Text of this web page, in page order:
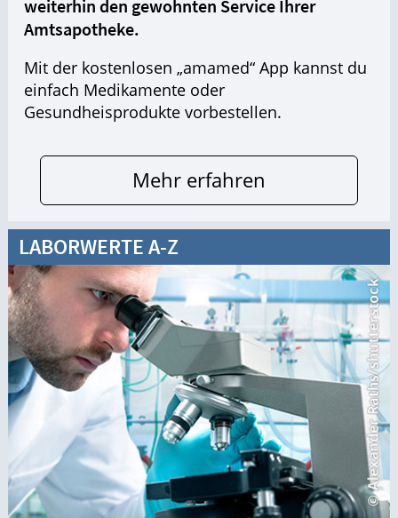
weiterhin den gewohnten Service Ihrer
Amtsapotheke.
Mit der kostenlosen „amamed“ App kannst du
einfach Medikamente oder
Gesundheisprodukte vorbestellen.
Mehr erfahren
LABORWERTE A-Z